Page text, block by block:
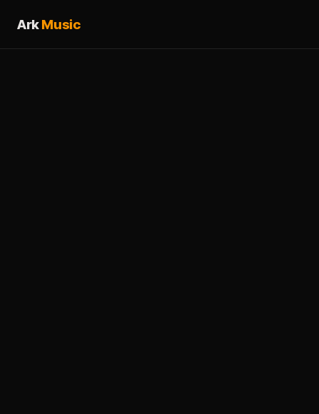
ArkMusic